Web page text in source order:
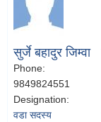
सुर्जे बहादुर जिम्वा
Phone:
9849824551
Designation:
वडा सदस्य